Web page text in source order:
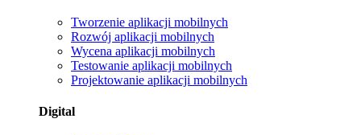
Tworzenie aplikacji mobilnych
Rozwój aplikacji mobilnych
Wycena aplikacji mobilnych
Testowanie aplikacji mobilnych
Projektowanie aplikacji mobilnych
Digital